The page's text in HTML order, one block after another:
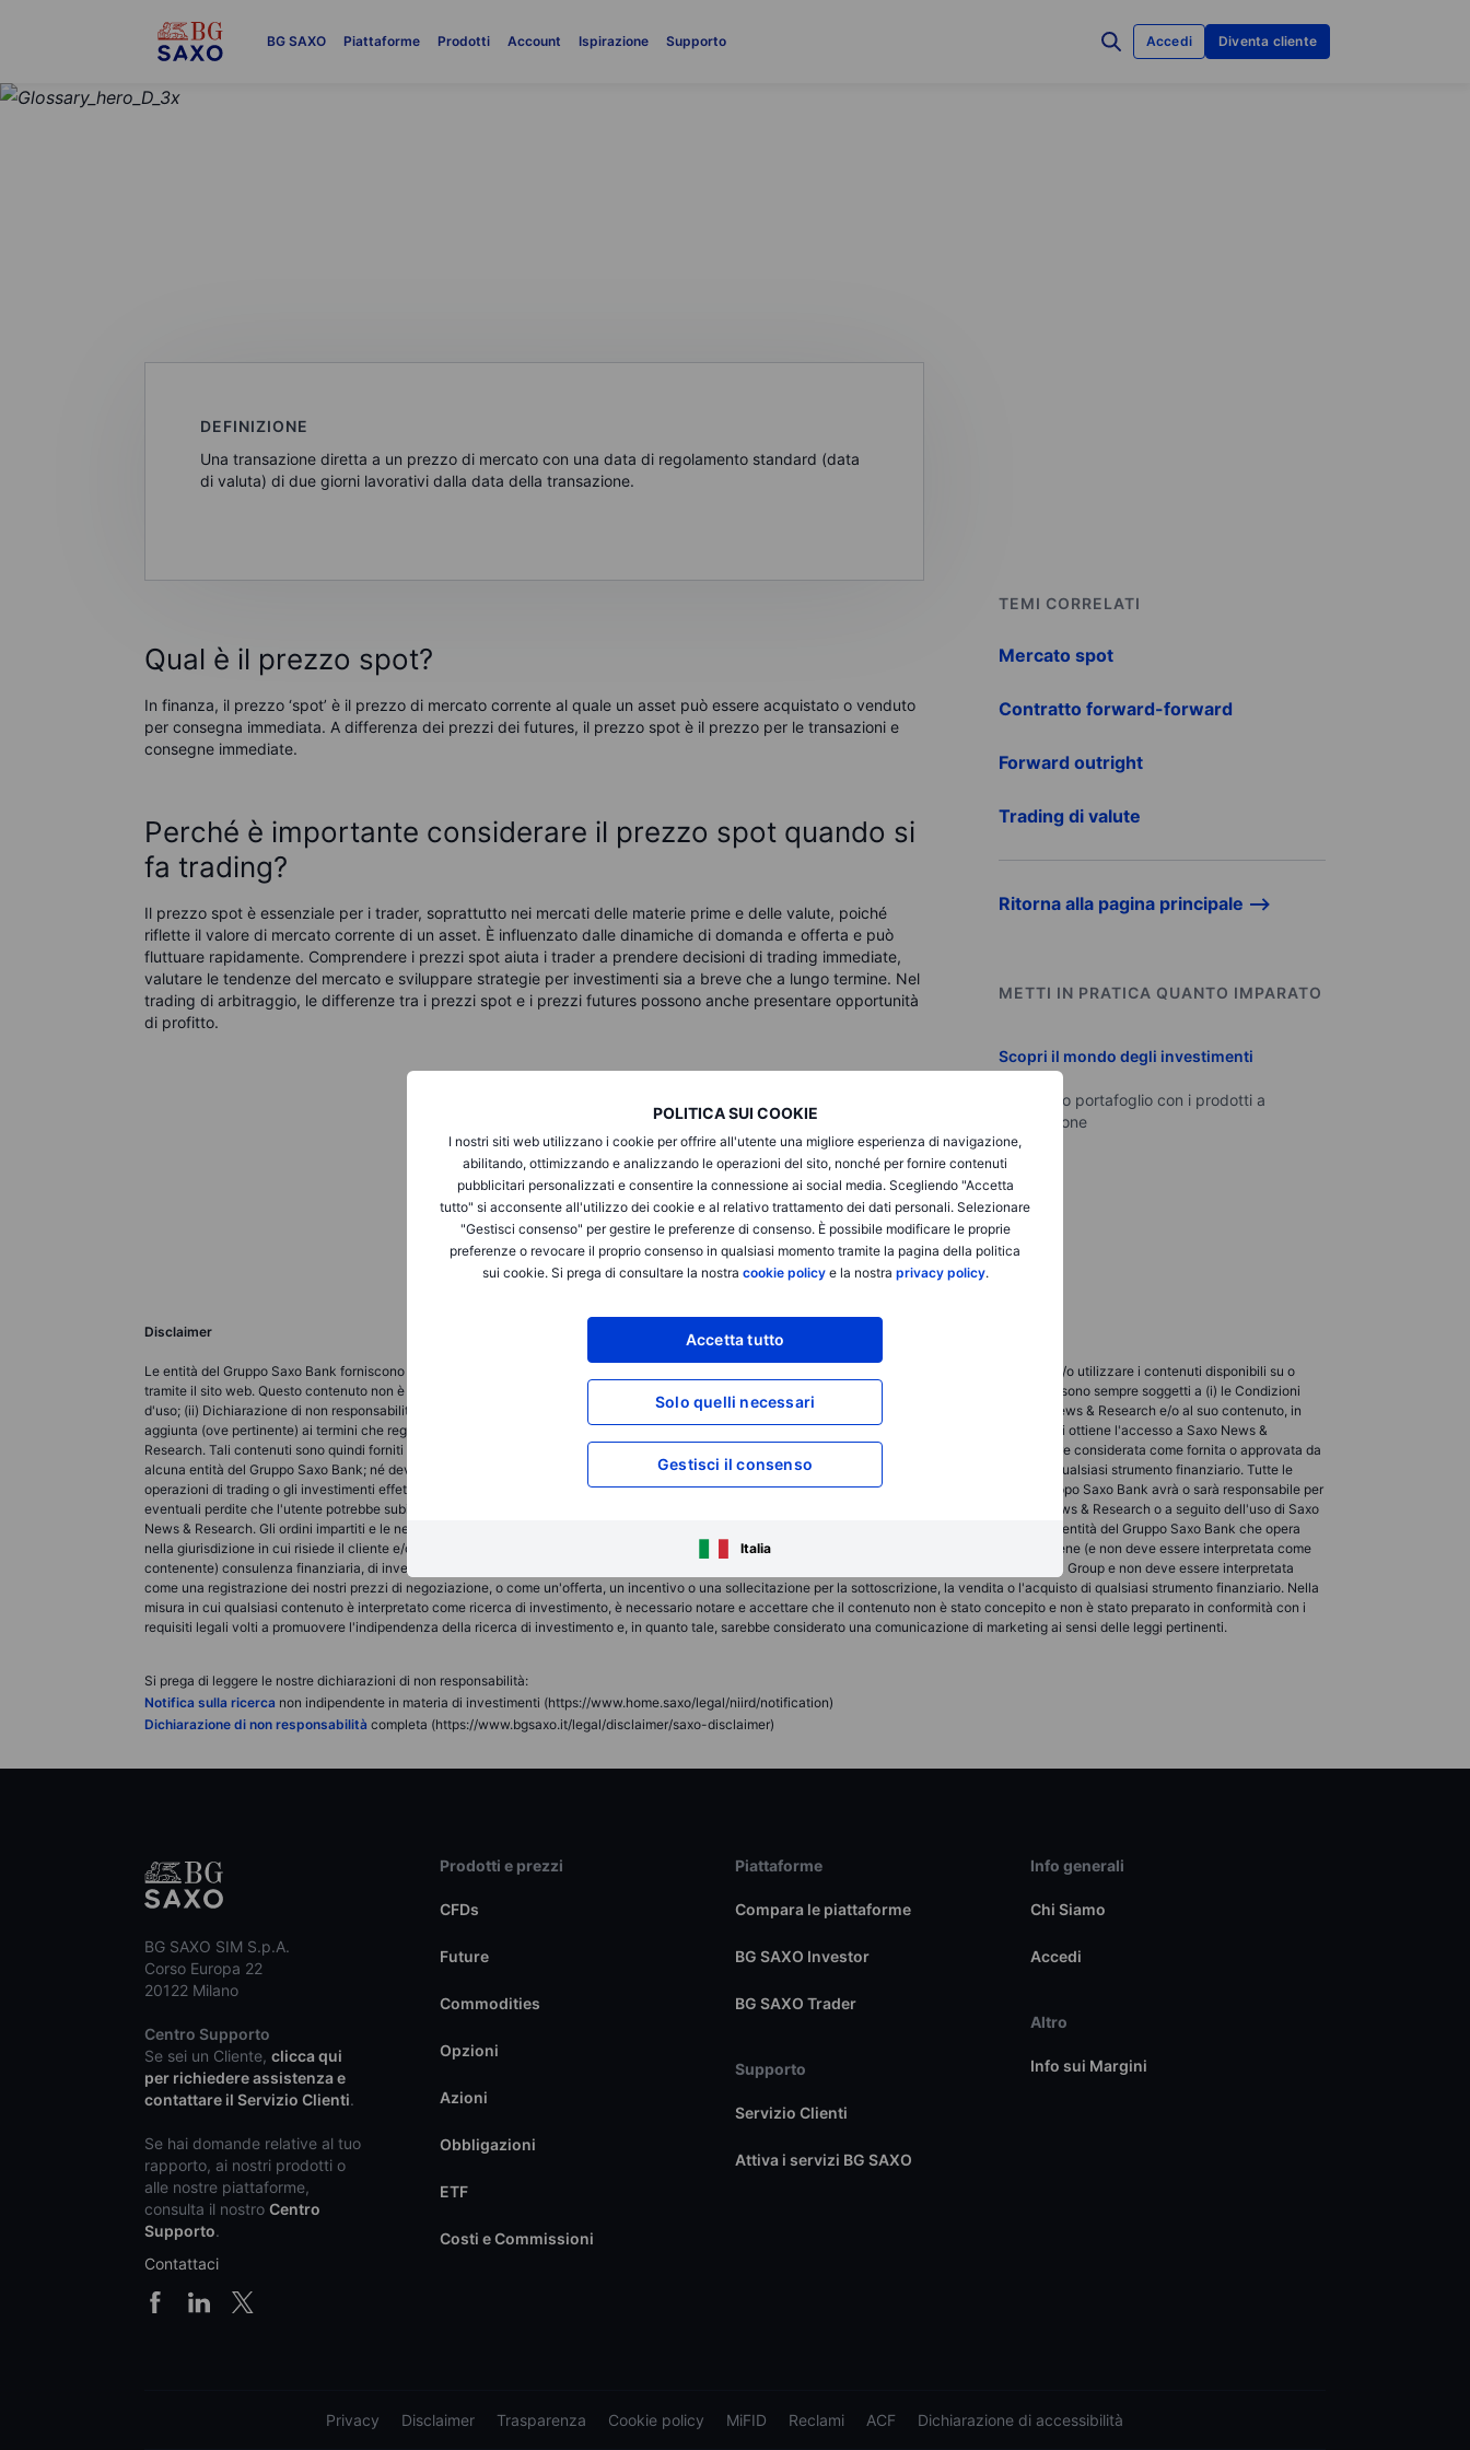
BG SAXO Piattaforme Prodotti Account Ispirazione Supporto Accedi Diventa cliente
POLITICA SUI COOKIE
I nostri siti web utilizzano i cookie per offrire all'utente una migliore esperienza di navigazione,
abilitando, ottimizzando e analizzando le operazioni del sito, nonché per fornire contenuti
pubblicitari personalizzati e consentire la connessione ai social media. Scegliendo "Accetta
tutto" si acconsente all'utilizzo dei cookie e al relativo trattamento dei dati personali. Selezionare
"Gestisci consenso" per gestire le preferenze di consenso. È possibile modificare le proprie
preferenze o revocare il proprio consenso in qualsiasi momento tramite la pagina della politica
sui cookie. Si prega di consultare la nostra cookie policye la nostra privacy policy.
Accetta tutto
Solo quelli necessari
Gestisci il consenso
Italia
DEFINIZIONE
Una transazione diretta a un prezzo di mercato con una data di regolamento standard (data
di valuta) di due giorni lavorativi dalla data della transazione.
Qual è il prezzo spot?
In finanza, il prezzo ‘spot’ è il prezzo di mercato corrente al quale un asset può essere acquistato o venduto
per consegna immediata. A differenza dei prezzi dei futures, il prezzo spot è il prezzo per le transazioni e
consegne immediate.
Perché è importante considerare il prezzo spot quando si
fa trading?
Il prezzo spot è essenziale per i trader, soprattutto nei mercati delle materie prime e delle valute, poiché
riflette il valore di mercato corrente di un asset. È influenzato dalle dinamiche di domanda e offerta e può
fluttuare rapidamente. Comprendere i prezzi spot aiuta i trader a prendere decisioni di trading immediate,
valutare le tendenze del mercato e sviluppare strategie per investimenti sia a breve che a lungo termine. Nel
trading di arbitraggio, le differenze tra i prezzi spot e i prezzi futures possono anche presentare opportunità
di profitto.
TEMI CORRELATI
Mercato spot
Contratto forward-forward
Forward outright
Trading di valute
Ritorna alla pagina principale -->
METTI IN PRATICA QUANTO IMPARATO
Scopri il mondo degli investimenti
Crea il tuo portafoglio con i prodotti a
disposizione
Disclaimer
Le entità del Gruppo Saxo Bank forniscono ciascuna un servizio di sola esecuzione e l'accesso all'Analisi, consentendo a una persona di visualizzare e/o utilizzare i contenuti disponibili su o
tramite il sito web. Questo contenuto non è destinato a modificare o espandere il servizio di sola esecuzione, e non lo espande. Tale accesso e utilizzo sono sempre soggetti a (i) le Condizioni
d'uso; (ii) Dichiarazione di non responsabilità completa; (iii) l'Avvertenza sui rischi; (iv) le Regole di Ingaggio e (v) le Comunicazioni applicabili a Saxo News & Research e/o al suo contenuto, in
aggiunta (ove pertinente) ai termini che regolano l'uso dei collegamenti ipertestuali sul sito web di un membro del Gruppo Saxo Bank attraverso i quali si ottiene l'accesso a Saxo News &
Research. Tali contenuti sono quindi forniti come nient'altro che informazioni. In particolare, nessuna consulenza è destinata a essere fornita o ad essere considerata come fornita o approvata da
alcuna entità del Gruppo Saxo Bank; né deve essere interpretato come una sollecitazione o un incentivo fornito a sottoscrivere, vendere o acquistare qualsiasi strumento finanziario. Tutte le
operazioni di trading o gli investimenti effettuati devono essere conformi alla propria decisione autonoma e informata. Pertanto, nessuna entità del Gruppo Saxo Bank avrà o sarà responsabile per
eventuali perdite che l'utente potrebbe subire a seguito di qualsiasi decisione di investimento presa sulla base delle informazioni disponibili su Saxo News & Research o a seguito dell'uso di Saxo
News & Research. Gli ordini impartiti e le negoziazioni effettuate sono considerati destinati ad essere impartiti o effettuati per conto del cliente presso l'entità del Gruppo Saxo Bank che opera
nella giurisdizione in cui risiede il cliente e/o presso la quale il cliente ha aperto e mantiene il proprio conto di trading. Saxo News & Research non contiene (e non deve essere interpretata come
contenente) consulenza finanziaria, di investimento, fiscale o di trading o consulenza di qualsiasi tipo offerta, raccomandata o approvata da Saxo Bank Group e non deve essere interpretata
come una registrazione dei nostri prezzi di negoziazione, o come un'offerta, un incentivo o una sollecitazione per la sottoscrizione, la vendita o l'acquisto di qualsiasi strumento finanziario. Nella
misura in cui qualsiasi contenuto è interpretato come ricerca di investimento, è necessario notare e accettare che il contenuto non è stato concepito e non è stato preparato in conformità con i
requisiti legali volti a promuovere l'indipendenza della ricerca di investimento e, in quanto tale, sarebbe considerato una comunicazione di marketing ai sensi delle leggi pertinenti.
Si prega di leggere le nostre dichiarazioni di non responsabilità:
Notifica sulla ricerca non indipendente in materia di investimenti (https://www.home.saxo/legal/niird/notification)
Dichiarazione di non responsabilità completa (https://www.bgsaxo.it/legal/disclaimer/saxo-disclaimer)
BG SAXO SIM S.p.A.
Corso Europa 22
20122 Milano
Centro Supporto
Se sei un Cliente, clicca qui
per richiedere assistenza e
contattare il Servizio Clienti.
Se hai domande relative al tuo
rapporto, ai nostri prodotti o
alle nostre piattaforme,
consulta il nostro Centro
Supporto.
Contattaci
Prodotti e prezzi
CFDs
Future
Commodities
Opzioni
Azioni
Obbligazioni
ETF
Costi e Commissioni
Piattaforme
Compara le piattaforme
BG SAXO Investor
BG SAXO Trader
Supporto
Servizio Clienti
Attiva i servizi BG SAXO
Info generali
Chi Siamo
Accedi
Altro
Info sui Margini
Privacy Disclaimer Trasparenza Cookie policy MiFID Reclami ACF Dichiarazione di accessibilità